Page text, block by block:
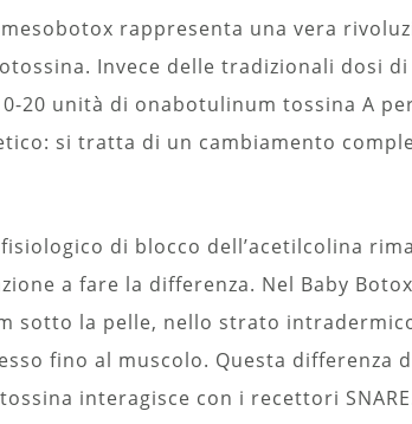
rappresenta una vera
Invece delle tradizionali dosi
20 unità di onabotulinum tossina A
si tratta di un cambiamento
di blocco dell’acetilcolina
a fare la differenza. Nel Baby
sotto la pelle, nello strato
fino al muscolo. Questa differenza
interagisce con i recettori